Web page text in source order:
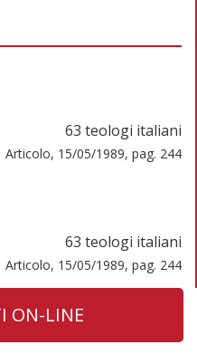
63 teologi italiani
Articolo, 15/05/1989, pag. 244
63 teologi italiani
Articolo, 15/05/1989, pag. 244
ON-LINE